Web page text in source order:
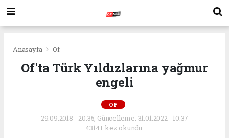
Anasayfa Of
Of'ta Türk Yıldızlarına yağmur
engeli
OF
29.09.2018 - 20:35, Güncelleme: 31.01.2022 - 10:37
4314+ kez okundu.